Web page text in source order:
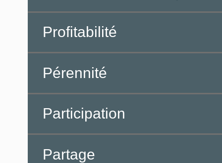
Profitabilité
Pérennité
Participation
Partage